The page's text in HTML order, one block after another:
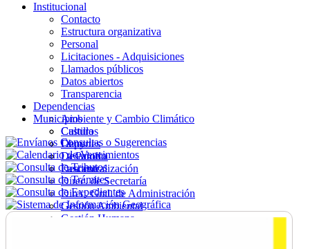
Institucional
Contacto
Estructura organizativa
Personal
Licitaciones - Adquisiciones
Llamados públicos
Datos abiertos
Transparencia
Dependencias
Ambiente y Cambio Climático
Cultura
Deportes
Desarrollo
Descentralización
Direc. de Secretaría
Direc. Gral. de Administración
Gestión Ambiental
Gestión Humana
Municipios
Castillos
Chuy
La Paloma
Lascano